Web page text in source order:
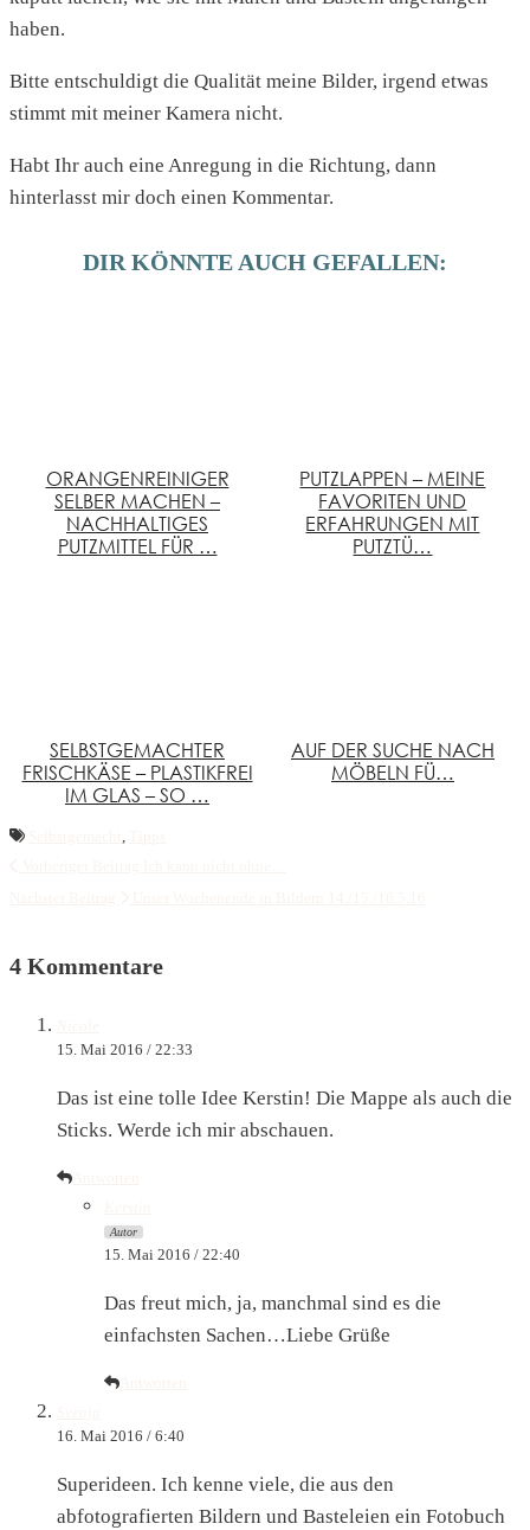
haben.
Bitte entschuldigt die Qualität meine Bilder, irgend etwas
stimmt mit meiner Kamera nicht.
Habt Ihr auch eine Anregung in die Richtung, dann
hinterlasst mir doch einen Kommentar.
DIR KÖNNTE AUCH GEFALLEN:
ORANGENREINIGER
SELBER MACHEN –
NACHHALTIGES
PUTZMITTEL FÜR …
PUTZLAPPEN – MEINE
FAVORITEN UND
ERFAHRUNGEN MIT
PUTZTÜ…
SELBSTGEMACHTER
FRISCHKÄSE – PLASTIKFREI
IM GLAS – SO …
AUF DER SUCHE NACH
MÖBELN FÜ…
,
4 Kommentare
15. Mai 2016 / 22:33
Das ist eine tolle Idee Kerstin! Die Mappe als auch die
Sticks. Werde ich mir abschauen.
Autor
15. Mai 2016 / 22:40
Das freut mich, ja, manchmal sind es die
einfachsten Sachen…Liebe Grüße
16. Mai 2016 / 6:40
Superideen. Ich kenne viele, die aus den
abfotografierten Bildern und Basteleien ein Fotobuch